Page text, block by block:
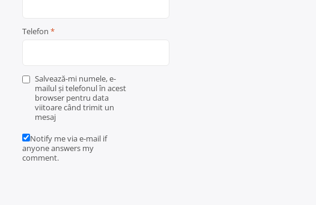
Telefon *
Salvează-mi numele, e-
mailul și telefonul în acest
browser pentru data
viitoare când trimit un
mesaj
Notify me via e-mail if
anyone answers my
comment.